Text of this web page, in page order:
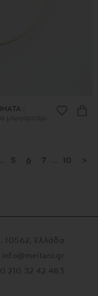
:
μαργαριτάρι
5 6 7 10 >
10562, Ελλάδα
info@meitani.gr
210 32 42 483